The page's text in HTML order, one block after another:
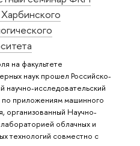
на факультете
наук прошел Российско-
научно-исследовательский
приложениям машинного
организованный Научно-
облачных и
технологий совместно с